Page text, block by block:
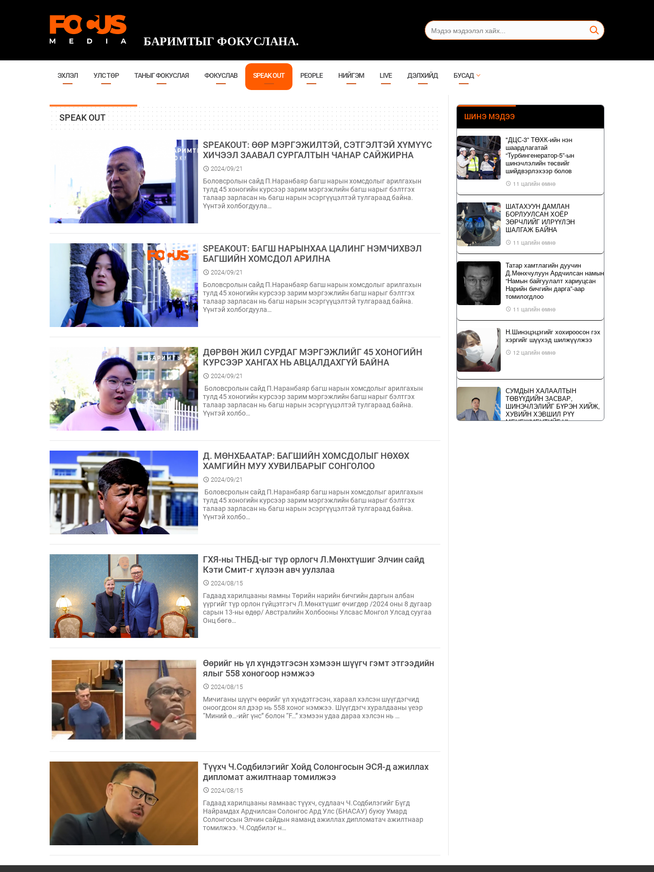
БАРИМТЫГ ФОКУСЛАНА.
ЭХЛЭЛ УЛС ТӨР ТАНЫГ ФОКУСЛАЯ ФОКУСЛАВ SPEAK OUT PEOPLE НИЙГЭМ LIVE ДЭЛХИЙД БУСАД
SPEAK OUT
SPEAKOUT: ӨӨР МЭРГЭЖИЛТЭЙ, СЭТГЭЛТЭЙ ХҮМҮҮС
ХИЧЭЭЛ ЗААВАЛ СУРГАЛТЫН ЧАНАР САЙЖИРНА
2024/09/21
Боловсролын сайд П.Наранбаяр багш нарын хомсдолыг арилгахын
тулд 45 хоногийн курсээр зарим мэргэжлийн багш нарыг бэлтгэх
талаар зарласан нь багш нарын эсэргүүцэлтэй тулгараад байна.
Үүнтэй холбогдуула…
SPEAKOUT: БАГШ НАРЫНХАА ЦАЛИНГ НЭМЧИХВЭЛ
БАГШИЙН ХОМСДОЛ АРИЛНА
2024/09/21
Боловсролын сайд П.Наранбаяр багш нарын хомсдолыг арилгахын
тулд 45 хоногийн курсээр зарим мэргэжлийн багш нарыг бэлтгэх
талаар зарласан нь багш нарын эсэргүүцэлтэй тулгараад байна.
Үүнтэй холбогдуула…
ДӨРВӨН ЖИЛ СУРДАГ МЭРГЭЖЛИЙГ 45 ХОНОГИЙН
КУРСЭЭР ХАНГАХ НЬ АВЦАЛДАХГҮЙ БАЙНА
2024/09/21
Боловсролын сайд П.Наранбаяр багш нарын хомсдолыг арилгахын
тулд 45 хоногийн курсээр зарим мэргэжлийн багш нарыг бэлтгэх
талаар зарласан нь багш нарын эсэргүүцэлтэй тулгараад байна.
Үүнтэй холбо…
Д. МӨНХБААТАР: БАГШИЙН ХОМСДОЛЫГ НӨХӨХ
ХАМГИЙН МУУ ХУВИЛБАРЫГ СОНГОЛОО
2024/09/21
Боловсролын сайд П.Наранбаяр багш нарын хомсдолыг арилгахын
тулд 45 хоногийн курсээр зарим мэргэжлийн багш нарыг бэлтгэх
талаар зарласан нь багш нарын эсэргүүцэлтэй тулгараад байна.
Үүнтэй холбо…
ГХЯ-ны ТНБД-ыг түр орлогч Л.Мөнхтүшиг Элчин сайд
Кэти Смит-г хүлээн авч уулзлаа
2024/08/15
Гадаад харилцааны яамны Төрийн нарийн бичгийн даргын албан
үүргийг түр орлон гүйцэтгэгч Л.Мөнхтүшиг өчигдөр /2024 оны 8 дугаар
сарын 13-ны өдөр/ Австралийн Холбооны Улсаас Монгол Улсад суугаа
Онц бөгө…
Өөрийг нь үл хүндэтгэсэн хэмээн шүүгч гэмт этгээдийн
ялыг 558 хоногоор нэмжээ
2024/08/15
Мичиганы шүүгч өөрийг үл хүндэтгэсэн, хараал хэлсэн шүүгдэгчид
оноогдсон ял дээр нь 558 хоног нэмжээ. Шүүгдэгч хуралдааны үеэр
“Миний ө…-ийг үнс” болон “F…” хэмээн удаа дараа хэлсэн нь …
Түүхч Ч.Содбилэгийг Хойд Солонгосын ЭСЯ-д ажиллах
дипломат ажилтнаар томилжээ
2024/08/15
Гадаад харилцааны яамнаас түүхч, судлаач Ч.Содбилэгийг Бүгд
Найрамдах Ардчилсан Солонгос Ард Улс (БНАСАУ) буюу Умард
Солонгосын Элчин сайдын яаманд ажиллах дипломатач ажилтнаар
томилжээ. Ч.Содбилэг н…
ШИНЭ МЭДЭЭ
"ДЦС-3” ТӨХК-ийн нэн
шаардлагатай
“Турбингенератор-5”-ын
шинэчлэлийн төсвийг
шийдвэрлэхээр болов
11 цагийн өмнө
ШАТАХУУН ДАМЛАН
БОРЛУУЛСАН ХОЁР
ЗӨРЧЛИЙГ ИЛРҮҮЛЭН
ШАЛГАЖ БАЙНА
11 цагийн өмнө
Татар хамтлагийн дуучин
Д.Мөнхчулуун Ардчилсан намын
“Намын байгуулалт хариуцсан
Нарийн бичгийн дарга”-аар
томилогдлоо
11 цагийн өмнө
Н.Шинэцэцэгийг хохироосон гэх
хэргийг шүүхэд шилжүүлжээ
12 цагийн өмнө
СУМДЫН ХАЛААЛТЫН
ТӨВҮҮДИЙН ЗАСВАР,
ШИНЭЧЛЭЛИЙГ БҮРЭН ХИЙЖ,
ХУВИЙН ХЭВШИЛ РҮҮ
МЕНЕЖМЕНТИЙГ НЬ